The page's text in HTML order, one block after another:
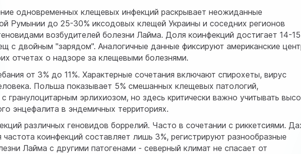
одновременных клещевых инфекций раскрывает неожиданные
Румынии до 25-30% иксодовых клещей Украины и соседних регионов
возбудителей болезни Лайма. Доля коинфекций достигает 14-
с двойным "зарядом". Аналогичные данные фиксируютамериканские
отчетах о надзоре за клещевыми болезнями.
от 3% до 11%. Характерные сочетания включают спирохеты, вирус
Польша показывает 5% смешанных клещевых патологий,
гранулоцитарным эрлихиозом, но здесь критически важно учитывать
энцефалита в эндемичных территориях.
различных геновидов боррелий. Часто в сочетании с риккетсиями.
коинфекций составляет лишь 3%, регистрируют разнообразные
Лайма с другими патогенами - северный климат не спасает от